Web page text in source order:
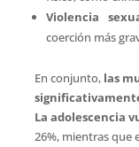
Violencia
coerción más
En conjunto, las
La adolescencia
26%, mientras que